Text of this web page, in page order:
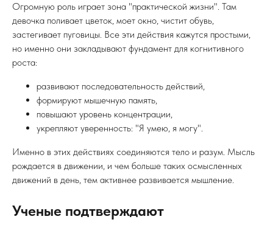
Огромную роль играет зона "практической жизни". Там
девочка поливает цветок, моет окно, чистит обувь,
застегивает пуговицы. Все эти действия кажутся простыми,
но именно они закладывают фундамент для когнитивного
роста:
развивают последовательность действий,
формируют мышечную память,
повышают уровень концентрации,
укрепляют уверенность: "Я умею, я могу".
Именно в этих действиях соединяются тело и разум. Мысль
рождается в движении, и чем больше таких осмысленных
движений в день, тем активнее развивается мышление.
Ученые подтверждают